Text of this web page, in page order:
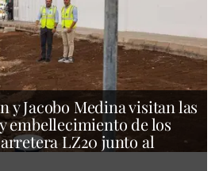
y Jacobo Medina visitan las
embellecimiento de los
LZ20 junto al